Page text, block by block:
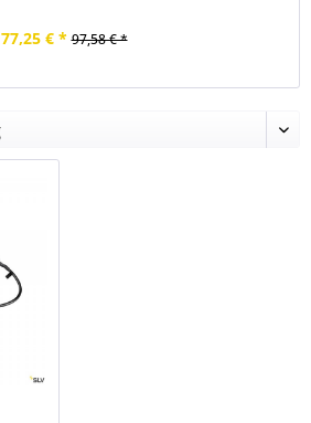
77,25 € * 97,58 € *